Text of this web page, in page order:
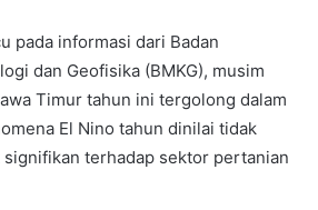
pada informasi dari Badan
dan Geofisika (BMKG), musim
Timur tahun ini tergolong dalam
El Nino tahun dinilai tidak
signifikan terhadap sektor pertanian